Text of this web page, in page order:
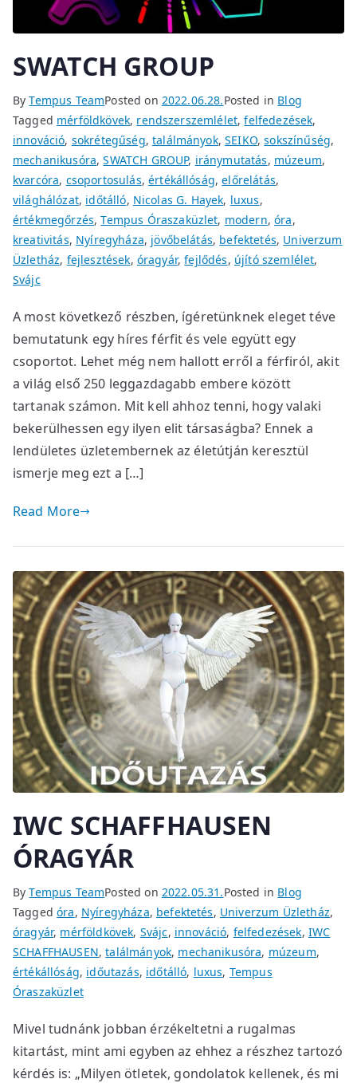
SWATCH GROUP
ByTempus TeamPosted on 2022.06.28.Posted in Blog
Tagged mérföldkövek, rendszerszemlélet,felfedezések,
innováció, sokrétegűség,találmányok,SEIKO,sokszínűség,
mechanikusóra,SWATCH GROUP, iránymutatás, múzeum,
kvarcóra, csoportosulás,értékállóság,előrelátás,
világhálózat, időtálló, Nicolas G. Hayek, luxus,
értékmegőrzés,Tempus Óraszaküzlet, modern,óra,
kreativitás, Nyíregyháza, jövőbelátás, befektetés, Univerzum
Üzletház, fejlesztések, óragyár,fejlődés, újító szemlélet,
Svájc
A most következő részben, ígéretünknek eleget téve
bemutatunk egy híres férfit és vele együtt egy
csoportot. Lehet még nem hallott erről a férfiról, akit
a világ első 250 leggazdagabb embere között
tartanak számon. Mit kell ahhoz tenni, hogy valaki
bekerülhessen egy ilyen elit társaságba? Ennek a
lendületes üzletembernek az életútján keresztül
ismerje meg ezt a […]
Read More
IWC SCHAFFHAUSEN
ÓRAGYÁR
ByTempus TeamPosted on 2022.05.31.Posted in Blog
Taggedóra, Nyíregyháza, befektetés, Univerzum Üzletház,
óragyár, mérföldkövek, Svájc, innováció, felfedezések, IWC
SCHAFFHAUSEN,találmányok, mechanikusóra, múzeum,
értékállóság, időutazás, időtálló, luxus, Tempus
Óraszaküzlet
Mivel tudnánk jobban érzékeltetni a rugalmas
kitartást, mint ami egyben az ehhez a részhez tartozó
kérdés is: „Milyen ötletek, gondolatok kellenek, és mi